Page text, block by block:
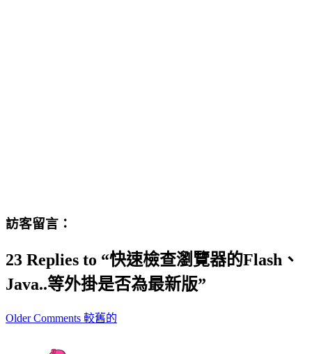
訪客留言：
23 Replies to “快速檢查瀏覽器的Flash、
Java..等外掛是否為最新版”
Comment
Older Comments 較舊的